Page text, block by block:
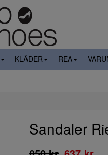
KLÄDER REA
Sandaler